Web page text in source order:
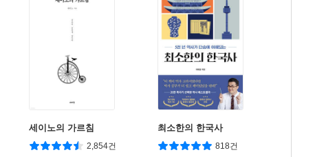
세이노의 가르침
2,854건
최소한의 한국사
818건